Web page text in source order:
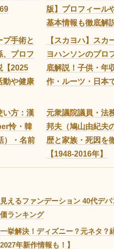
版】プロフィール
基本情報も徹底解
プ手術と
、プロフ
【2025
動や健康
【スカヨハ】スカ
ヨハンソンのプロ
底解説！子供・年
作・ルーツ・日本
い方：漢
怜・韓
）・名前
元衆議院議員・法
邦夫（鳩山由紀夫
歴と家族・死因を
【1948-2016年】
えるファンデーション 40代デ
ランキング
挙解決！ディズニー？元ネタ？
年新作情報も！】